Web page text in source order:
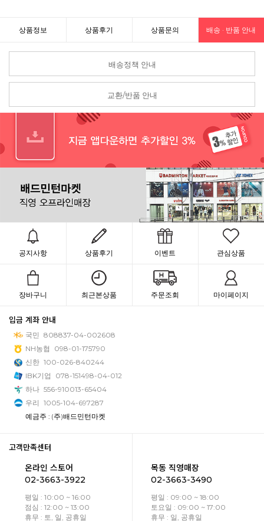
상품정보 상품후기 상품문의 배송 · 반품 안내
배송정책 안내
교환/반품 안내
공지사항 상품후기 이벤트 관심상품
장바구니 최근본상품 주문조회 마이페이지
입금 계좌 안내
국민 808837-04-002608
NH농협
098-01-175790
신한 100-026-840244
IBK기업
078-151498-04-012
하나 556-910013-65404
우리 1005-104-697287
예금주 : (주)배드민턴마켓
고객만족센터
온라인 스토어
02-3663-3922
평일 : 10:00 ~ 16:00
점심 : 12:00 ~ 13:00
휴무 : 토, 일, 공휴일
목동 직영매장
02-3663-3490
평일 : 09:00 ~ 18:00
토요일 : 09:00 ~ 17:00
휴무 : 일, 공휴일